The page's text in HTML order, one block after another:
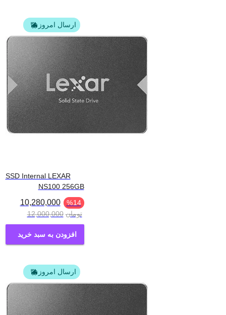
ارسال امروز
SSD Internal LEXAR
NS100 256GB
10,280,000 %14
12,000,000 تومان
افزودن به سبد خرید
ارسال امروز